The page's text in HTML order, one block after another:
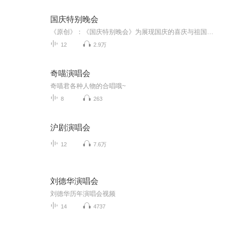
国庆特别晚会
12 2.9万
奇喵演唱会
奇喵君各种人物的合唱哦~
8 263
沪剧演唱会
12 7.6万
刘德华演唱会
刘德华历年演唱会视频
14 4737